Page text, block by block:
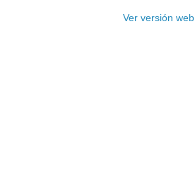
Ver versión web